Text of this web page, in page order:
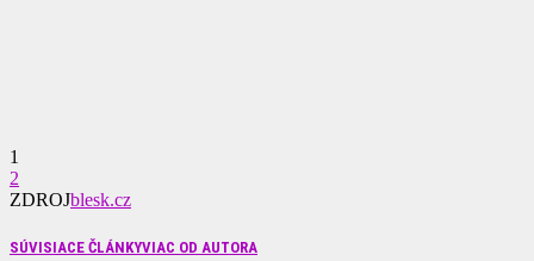
1
2
ZDROJblesk.cz
SÚVISIACE ČLÁNKYVIAC OD AUTORA